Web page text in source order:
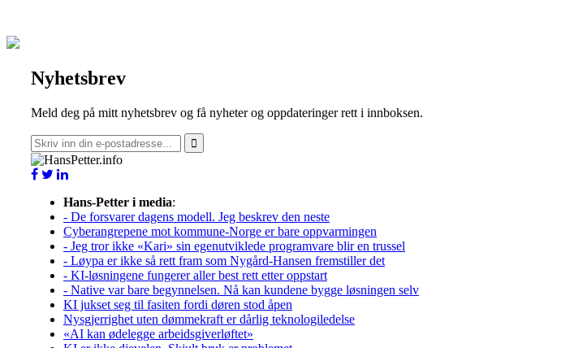
Nyhetsbrev
Meld deg på mitt nyhetsbrev og få nyheter og oppdateringer rett i innboksen.
Hans-Petter i media:
- De forsvarer dagens modell. Jeg beskrev den neste
Cyberangrepene mot kommune-Norge er bare oppvarmingen
- Jeg tror ikke «Kari» sin egenutviklede programvare blir en trussel
- Løypa er ikke så rett fram som Nygård-Hansen fremstiller det
- KI-løsningene fungerer aller best rett etter oppstart
- Native var bare begynnelsen. Nå kan kundene bygge løsningen selv
KI jukset seg til fasiten fordi døren stod åpen
Nysgjerrighet uten dømmekraft er dårlig teknologiledelse
«AI kan ødelegge arbeidsgiverløftet»